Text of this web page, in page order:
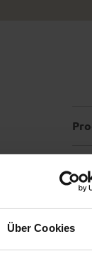
Über Cookies